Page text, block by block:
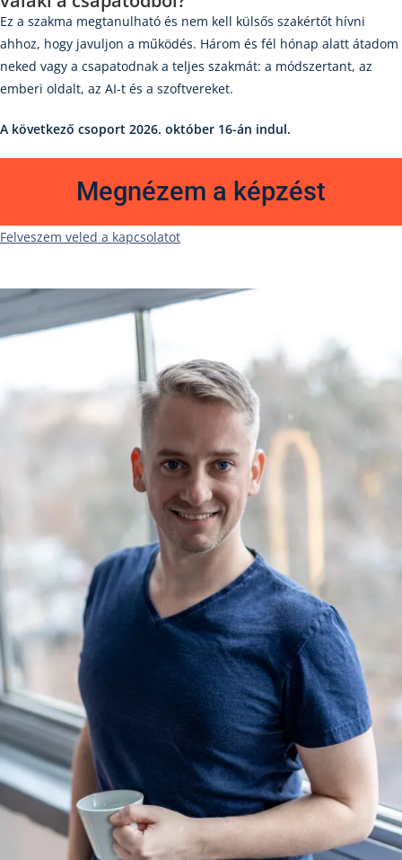
Ez a szakma megtanulható és nem kell külsős szakértőt hívni
ahhoz, hogy javuljon a működés. Három és fél hónap alatt átadom
neked vagy a csapatodnak a teljes szakmát: a módszertant, az
emberi oldalt, az AI-t és a szoftvereket.
A következő csoport 2026. október 16-án indul.
Megnézem a képzést
Felveszem veled a kapcsolatot